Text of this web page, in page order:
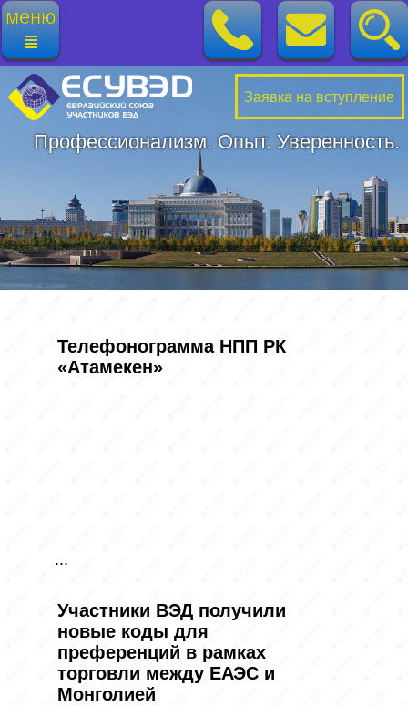
меню
≣
Профессионализм. Опыт. Уверенность.
Заявка на вступление
Телефонограмма НПП РК
«Атамекен»
...
Участники ВЭД получили
новые коды для
преференций в рамках
торговли между ЕАЭС и
Монголией